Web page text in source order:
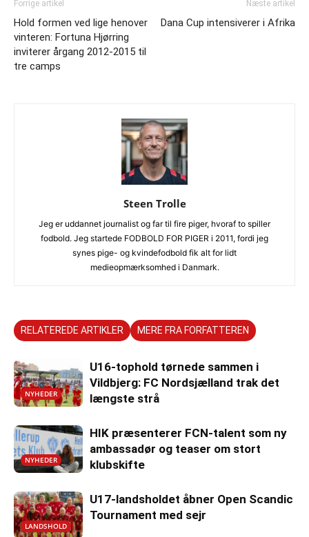
Forrige artikel
Hold formen ved lige henover
vinteren: Fortuna Hjørring
inviterer årgang 2012-2015 til
tre camps
Næste artikel
Dana Cup intensiverer i Afrika
Steen Trolle
Jeg er uddannet journalist og far til fire piger, hvoraf to spiller
fodbold. Jeg startede FODBOLD FOR PIGER i 2011, fordi jeg
synes pige- og kvindefodbold fik alt for lidt
medieopmærksomhed i Danmark.
RELATEREDE ARTIKLER MERE FRA FORFATTEREN
NYHEDER
U16-tophold tørnede sammen i
Vildbjerg: FC Nordsjælland trak det
længste strå
NYHEDER
HIK præsenterer FCN-talent som ny
ambassadør og teaser om stort
klubskifte
LANDSHOLD
U17-landsholdet åbner Open Scandic
Tournament med sejr